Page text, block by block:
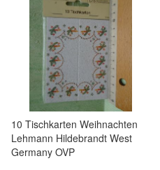
10 Tischkarten Weihnachten
Lehmann Hildebrandt West
Germany OVP